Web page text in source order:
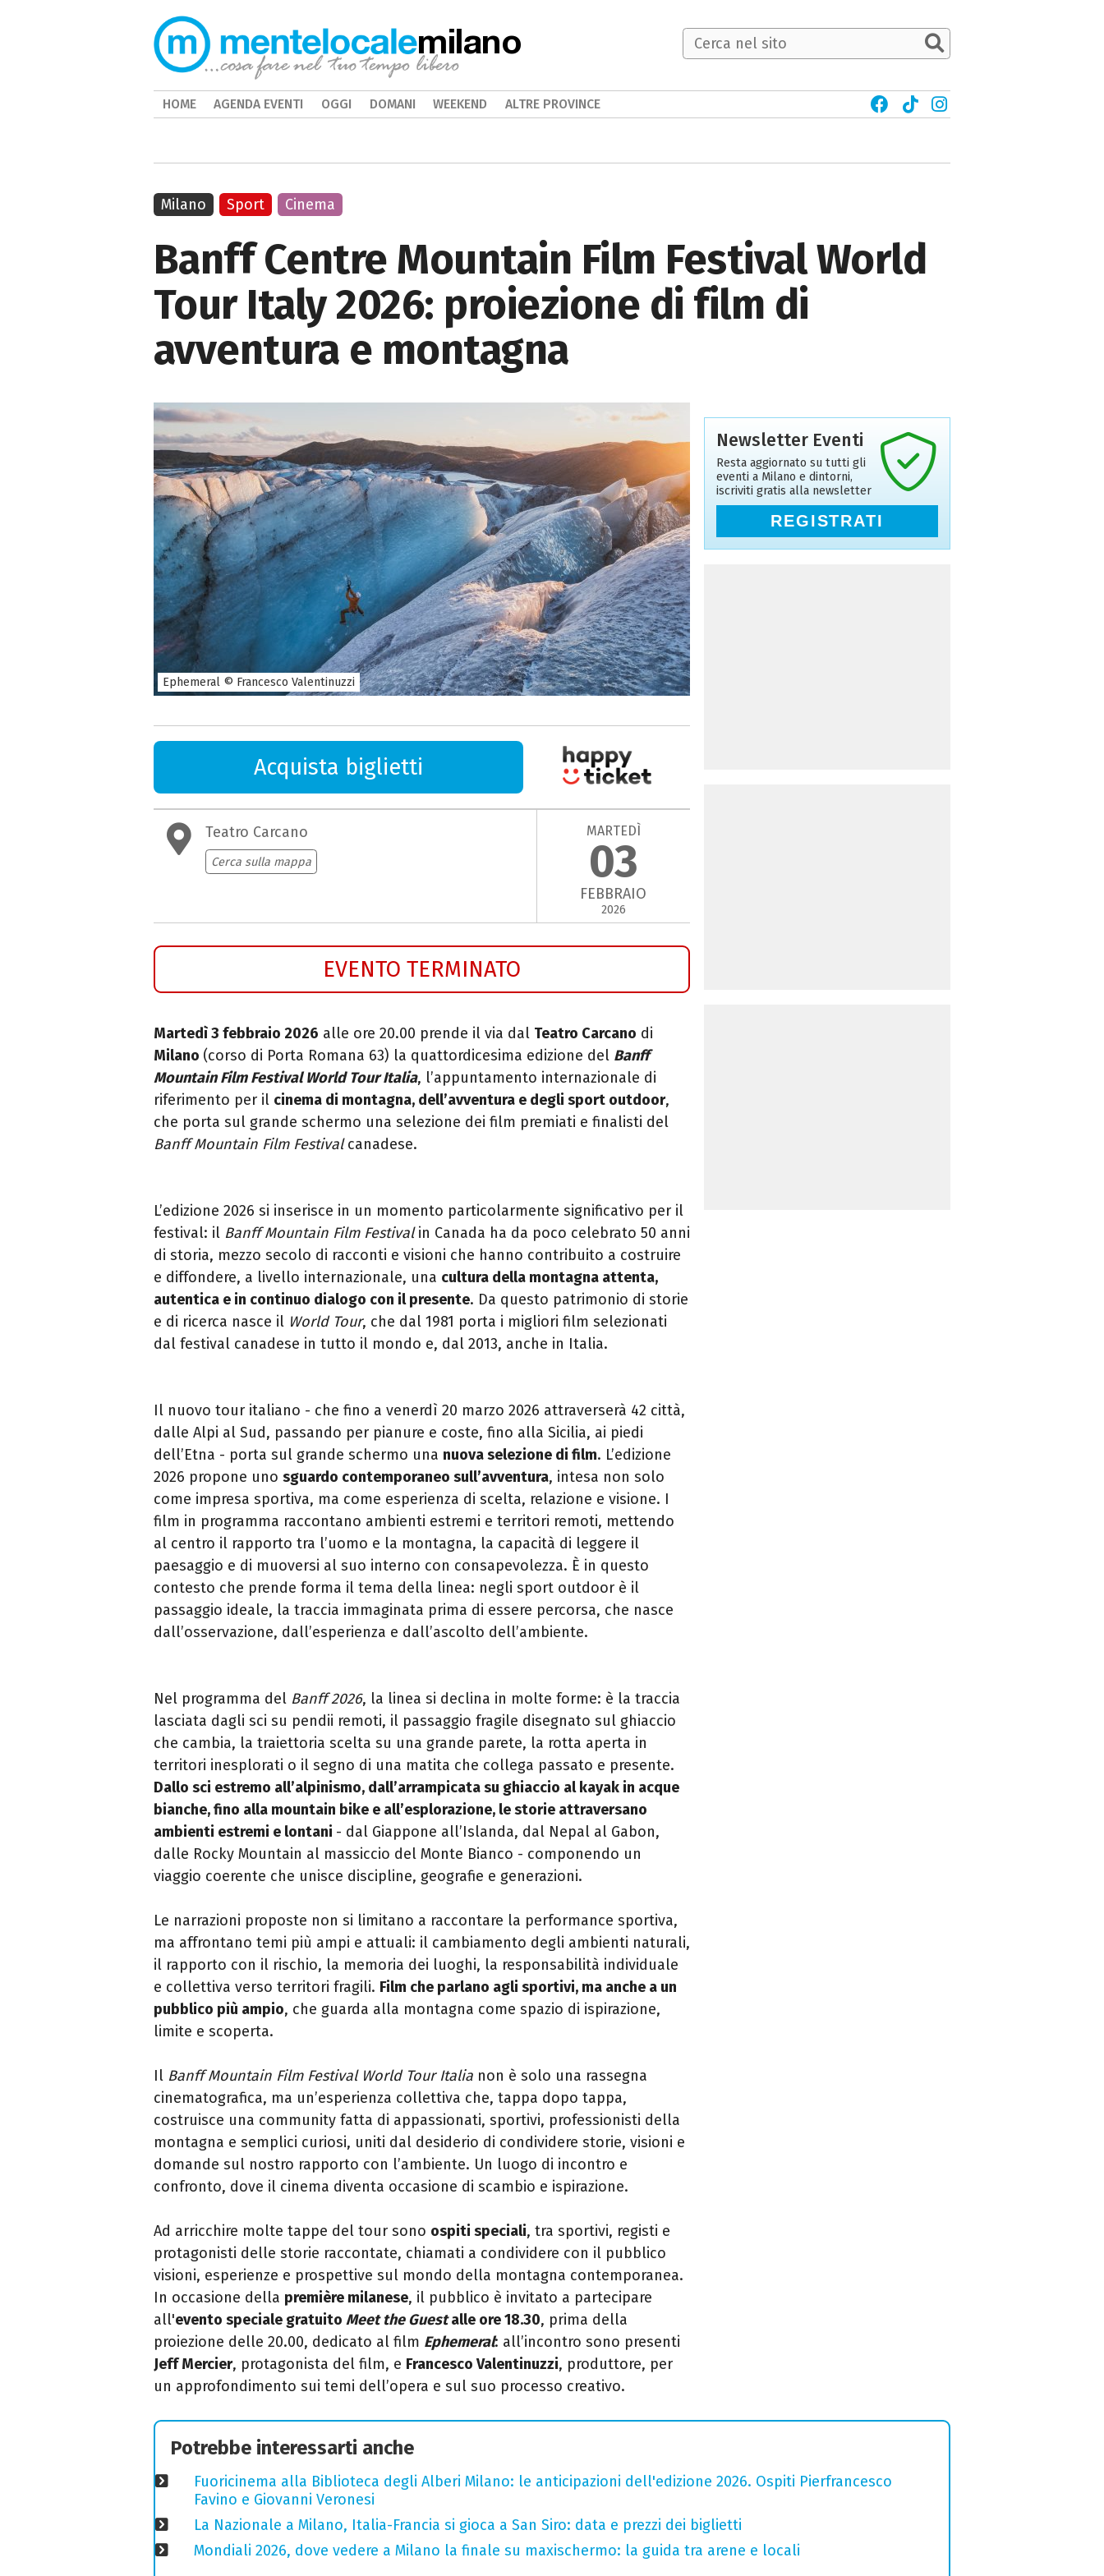
Banff Centre Mountain Film Festival World
Tour Italy 2026: proiezione di film di
avventura e montagna
Ephemeral © Francesco Valentinuzzi
Acquista biglietti
Teatro Carcano
Cerca sulla mappa
MARTEDÌ
03
FEBBRAIO
2026
EVENTO TERMINATO
Martedì 3 febbraio 2026 alle ore 20.00 prende il via dal Teatro Carcano di
Milano (corso di Porta Romana 63) la quattordicesima edizione del Banff
Mountain Film Festival World Tour Italia, l’appuntamento internazionale di
riferimento per il cinema di montagna, dell’avventura e degli sport outdoor,
che porta sul grande schermo una selezione dei film premiati e finalisti del
Banff Mountain Film Festivalcanadese.
L’edizione 2026 si inserisce in un momento particolarmente significativo per il
festival: il Banff Mountain Film Festivalin Canada ha da poco celebrato 50 anni
di storia, mezzo secolo di racconti e visioni che hanno contribuito a costruire
e diffondere, a livello internazionale, una cultura della montagna attenta,
autentica e in continuo dialogo con il presente. Da questo patrimonio di storie
e di ricerca nasce il World Tour, che dal 1981 porta i migliori film selezionati
dal festival canadese in tutto il mondo e, dal 2013, anche in Italia.
Il nuovo tour italiano - che fino a venerdì 20 marzo 2026 attraverserà 42 città,
dalle Alpi al Sud, passando per pianure e coste, fino alla Sicilia, ai piedi
dell’Etna - porta sul grande schermo una nuova selezione di film. L’edizione
2026 propone uno sguardo contemporaneo sull’avventura, intesa non solo
come impresa sportiva, ma come esperienza di scelta, relazione e visione. I
film in programma raccontano ambienti estremi e territori remoti, mettendo
al centro il rapporto tra l’uomo e la montagna, la capacità di leggere il
paesaggio e di muoversi al suo interno con consapevolezza. È in questo
contesto che prende forma il tema della linea: negli sport outdoor è il
passaggio ideale, la traccia immaginata prima di essere percorsa, che nasce
dall’osservazione, dall’esperienza e dall’ascolto dell’ambiente.
Nel programma del Banff 2026, la linea si declina in molte forme: è la traccia
lasciata dagli sci su pendii remoti, il passaggio fragile disegnato sul ghiaccio
che cambia, la traiettoria scelta su una grande parete, la rotta aperta in
territori inesplorati o il segno di una matita che collega passato e presente.
Dallo sci estremo all’alpinismo, dall’arrampicata su ghiaccio al kayak in acque
bianche, fino alla mountain bike e all’esplorazione, le storie attraversano
ambienti estremi e lontani - dal Giappone all’Islanda, dal Nepal al Gabon,
dalle Rocky Mountain al massiccio del Monte Bianco - componendo un
viaggio coerente che unisce discipline, geografie e generazioni.
Le narrazioni proposte non si limitano a raccontare la performance sportiva,
ma affrontano temi più ampi e attuali: il cambiamento degli ambienti naturali,
il rapporto con il rischio, la memoria dei luoghi, la responsabilità individuale
e collettiva verso territori fragili. Film che parlano agli sportivi, ma anche a un
pubblico più ampio, che guarda alla montagna come spazio di ispirazione,
limite e scoperta.
Il Banff Mountain Film Festival World Tour Italia non è solo una rassegna
cinematografica, ma un’esperienza collettiva che, tappa dopo tappa,
costruisce una community fatta di appassionati, sportivi, professionisti della
montagna e semplici curiosi, uniti dal desiderio di condividere storie, visioni e
domande sul nostro rapporto con l’ambiente. Un luogo di incontro e
confronto, dove il cinema diventa occasione di scambio e ispirazione.
Ad arricchire molte tappe del tour sono ospiti speciali, tra sportivi, registi e
protagonisti delle storie raccontate, chiamati a condividere con il pubblico
visioni, esperienze e prospettive sul mondo della montagna contemporanea.
In occasione della première milanese, il pubblico è invitato a partecipare
all'evento speciale gratuito Meet the Guestalle ore 18.30, prima della
proiezione delle 20.00, dedicato al film Ephemeral: all’incontro sono presenti
Jeff Mercier, protagonista del film, e Francesco Valentinuzzi, produttore, per
un approfondimento sui temi dell’opera e sul suo processo creativo.
Milano Sport Cinema
Newsletter Eventi
Resta aggiornato su tutti gli
eventi a Milano e dintorni,
iscriviti gratis alla newsletter
REGISTRATI
Potrebbe interessarti anche
Fuoricinema alla Biblioteca degli Alberi Milano: le anticipazioni dell'edizione 2026. Ospiti Pierfrancesco
Favino e Giovanni Veronesi
La Nazionale a Milano, Italia-Francia si gioca a San Siro: data e prezzi dei biglietti
Mondiali 2026, dove vedere a Milano la finale su maxischermo: la guida tra arene e locali
milano
HOME AGENDA EVENTI OGGI DOMANI WEEKEND ALTRE PROVINCE